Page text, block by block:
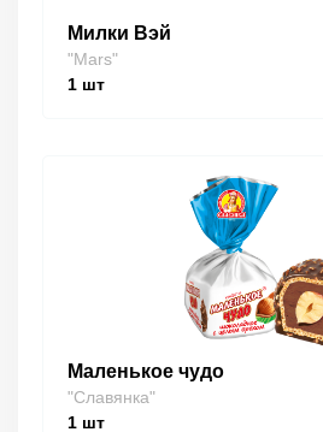
Милки Вэй
"Mars"
1 шт
Маленькое чудо
"Славянка"
1 шт